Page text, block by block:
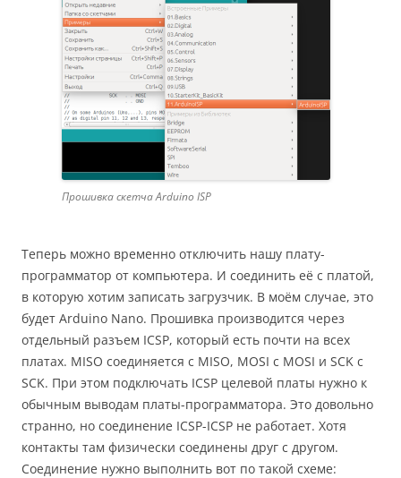
Прошивка скетча Arduino ISP
Теперь можно временно отключить нашу плату-
программатор от компьютера. И соединить её с платой,
в которую хотим записать загрузчик. В моём случае, это
будет Arduino Nano. Прошивка производится через
отдельный разъем ICSP, который есть почти на всех
платах. MISO соединяется с MISO, MOSI с MOSI и SCK с
SCK. При этом подключать ICSP целевой платы нужно к
обычным выводам платы-программатора. Это довольно
странно, но соединение ICSP-ICSP не работает. Хотя
контакты там физически соединены друг с другом.
Соединение нужно выполнить вот по такой схеме: